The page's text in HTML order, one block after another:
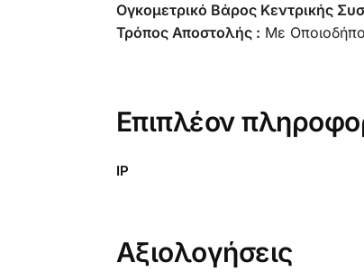
Ογκομετρικό Βάρος Κεντρικής
Τρόπος Αποστολής : Με
Επιπλέον
IP
Αξιολογήσεις